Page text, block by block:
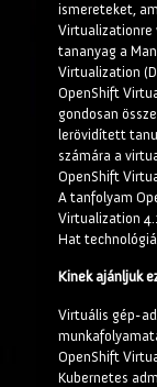
ismereteket,
Virtualizationre
tananyag a
Virtualization
OpenShift
gondosan
lerövidített
számára a
OpenShift
A tanfolyam
Virtualization
Hat
Kinek ajánljuk
Virtuális gép-
OpenShift
Kubernetes